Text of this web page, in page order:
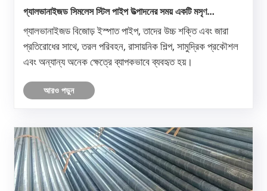
গ্যালভানাইজড সিমলেস স্টিল পাইপ উত্পাদনের সময় একটি মসৃণ
অভ্যন্তরীণ প্রাচীর কীভাবে নিশ্চিত করবেন?
গ্যালভানাইজড বিজোড় ইস্পাত পাইপ, তাদের উচ্চ শক্তি এবং জারা
প্রতিরোধের সাথে, তরল পরিবহন, রাসায়নিক শিল্প, সামুদ্রিক প্রকৌশল
এবং অন্যান্য অনেক ক্ষেত্রে ব্যাপকভাবে ব্যবহৃত হয়।
আরও পড়ুন